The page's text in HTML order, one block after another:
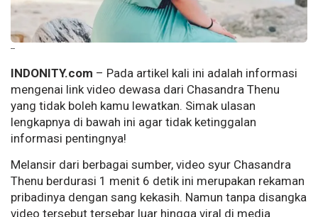
--
INDONITY.com – Pada artikel kali ini adalah informasi
mengenai link video dewasa dari Chasandra Thenu
yang tidak boleh kamu lewatkan. Simak ulasan
lengkapnya di bawah ini agar tidak ketinggalan
informasi pentingnya!
Melansir dari berbagai sumber, video syur Chasandra
Thenu berdurasi 1 menit 6 detik ini merupakan rekaman
pribadinya dengan sang kekasih. Namun tanpa disangka
video tersebut tersebar luar hingga viral di media